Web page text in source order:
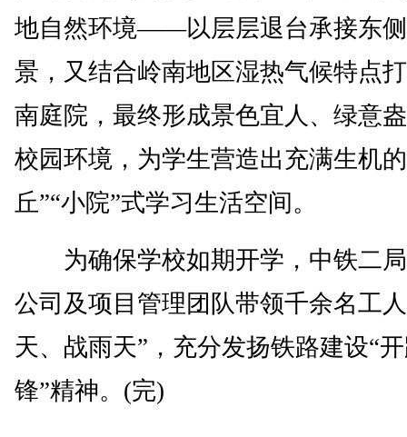
地自然环境——以层层退台承接东
景，又结合岭南地区湿热气候特点
南庭院，最终形成景色宜人、绿意
校园环境，为学生营造出充满生机
丘”“小院”式学习生活空间。
为确保学校如期开学，中铁二
公司及项目管理团队带领千余名工
天、战雨天”，充分发扬铁路建设“
锋”精神。(完)